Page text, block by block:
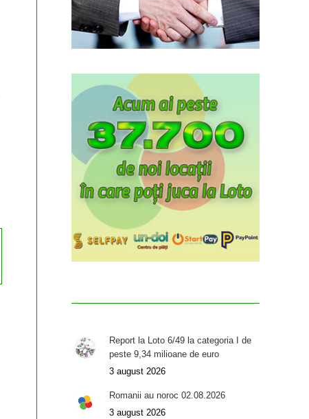
Report la Loto 6/49 la categoria I de
peste 9,34 milioane de euro
3 august 2026
Romanii au noroc 02.08.2026
3 august 2026